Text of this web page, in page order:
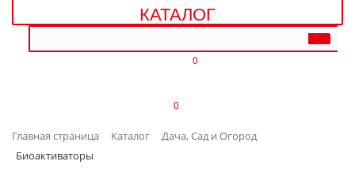
ДЕТСКИЕ ТОВАРЫ
ИНТЕРЬЕР
КАТАЛОГ
0
0
Главная страница Каталог
Дача, Сад и Огород
Биоактиваторы